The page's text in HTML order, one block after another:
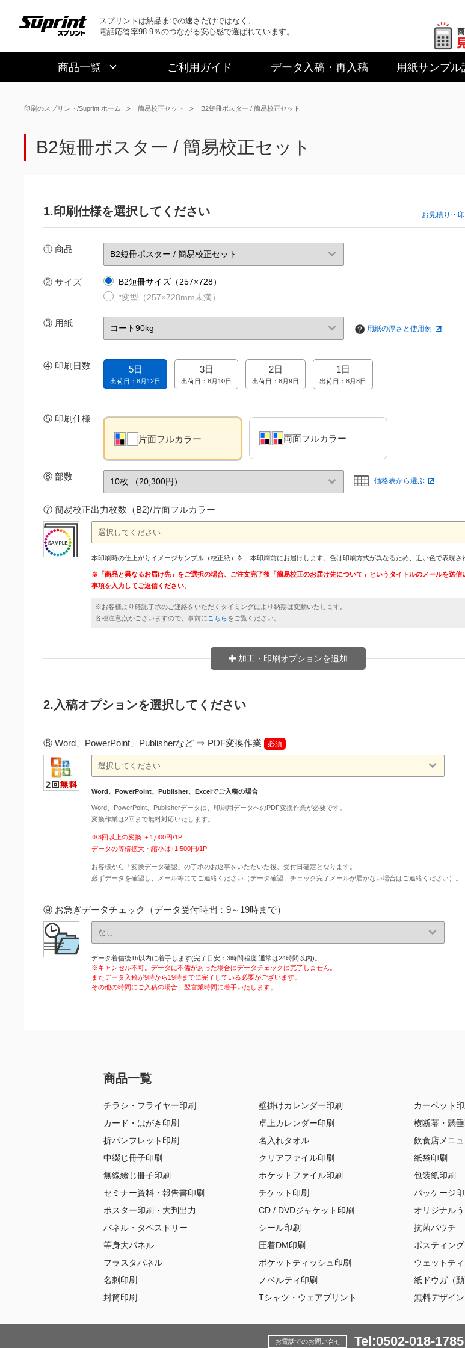
スプリントは納品までの速さだけではなく、
電話応答率98.9％のつながる安心感で選ばれています。
商品一覧 ご利用ガイド データ入稿 ・再入稿 用紙サンプル
印刷のスプリント/Suprint ホーム 簡易校正セット B2短冊ポスター / 簡易校正セット
B2短冊ポスター / 簡易校正セット
1.印刷仕様を選択してください お見積り・
① 商品
② サイズ
B2短冊サイズ（257×728）
*変型（257×728mm未満）
③ 用紙
用紙の厚さと使用例
④ 印刷日数 5日
出荷日：8月12日
3日
出荷日：8月10日
2日
出荷日：8月9日
1日
出荷日：8月8日
⑤ 印刷仕様
片面フルカラー
両面フルカラー
⑥ 部数 価格表から選ぶ
⑦ 簡易校正出力枚数（B2)/片面フルカラー
本印刷時の仕上がりイメージサンプル（校正紙）を、本印刷前にお届けします。色は印刷方式が異なるため、近い色で表現さ
※「商品と異なるお届け先」をご選択の場合、ご注文完了後「簡易校正のお届け先について」というタイトルのメールを送信
事項を入力してご返信ください。
※お客様より確認了承のご連絡をいただくタイミングにより納期は変動いたします。
各種注意点がございますので、事前に こちらをご覧ください。
加工・印刷オプションを追加
2.入稿オプションを選択してください
⑧ Word、PowerPoint、Publisherなど ⇒ PDF変換作業 必須
Word、PowerPoint、Publisher、Excelでご入稿の場合
Word、PowerPoint、Publisherデータは、印刷用データへのPDF変換作業が必要です。
変換作業は2回まで無料対応いたします。
※3回以上の変換 ＋1,000円/1P
データの等倍拡大・縮小は+1,500円/1P
お客様から「変換データ確認」の了承のお返事をいただいた後、受付日確定となります。
必ずデータを確認し、メール等にてご連絡ください（データ確認、チェック完了メールが届かない場合はご連絡ください）。
⑨ お急ぎデータチェック（データ受付時間：9～19時まで）
データ着信後1h以内に着手します(完了目安：3時間程度 通常は24時間以内)。
※キャンセル不可。データに不備があった場合はデータチェックは完了しません。
またデータ入稿が9時から19時までに完了している必要がございます。
その他の時間にご入稿の場合、翌営業時間に着手いたします。
商品一覧
チラシ・フライヤー印刷
カード・はがき印刷
折パンフレット印刷
中綴じ冊子印刷
無線綴じ冊子印刷
セミナー資料・報告書印刷
ポスター印刷・大判出力
パネル・タペストリー
等身大パネル
フラスタパネル
名刺印刷
封筒印刷
壁掛けカレンダー印刷
卓上カレンダー印刷
名入れタオル
クリアファイル印刷
ポケットファイル印刷
チケット印刷
CD / DVDジャケット印刷
シール印刷
圧着DM印刷
ポケットティッシュ印刷
ノベルティ印刷
Tシャツ・ウェアプリント
カーペット印
横断幕・懸
飲食店メニ
紙袋印刷
包装紙印刷
パッケージ印
オリジナル
抗菌パウチ
ポスティン
ウェットテ
紙ドウガ（動
無料デザイ
お電話でのお問い合せ Tel:0502-018-1785